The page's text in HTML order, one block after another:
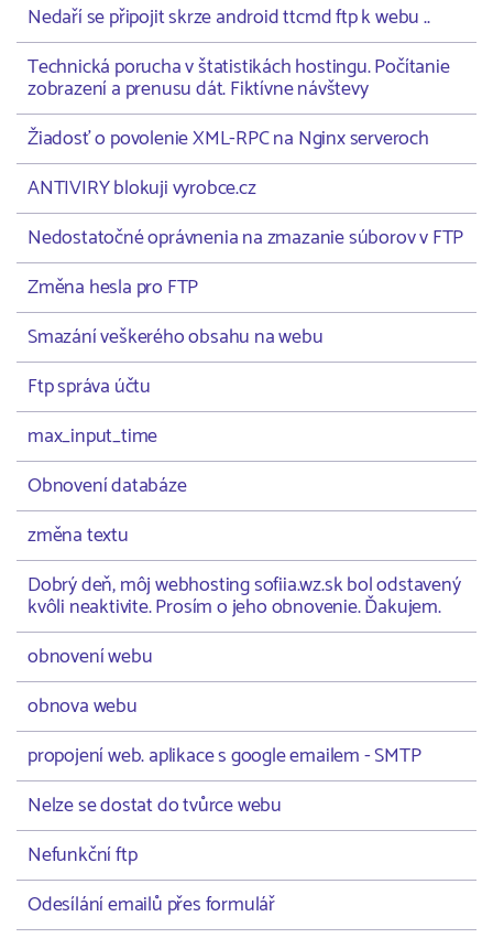
Nedaří se připojit skrze android ttcmd ftp k webu ..
Technická porucha v štatistikách hostingu. Počítanie
zobrazení a prenusu dát. Fiktívne návštevy
Žiadosť o povolenie XML-RPC na Nginx serveroch
ANTIVIRY blokuji vyrobce.cz
Nedostatočné oprávnenia na zmazanie súborov v FTP
Změna hesla pro FTP
Smazání veškerého obsahu na webu
Ftp správa účtu
max_input_time
Obnovení databáze
změna textu
Dobrý deň, môj webhosting sofiia.wz.sk bol odstavený
kvôli neaktivite. Prosím o jeho obnovenie. Ďakujem.
obnovení webu
obnova webu
propojení web. aplikace s google emailem - SMTP
Nelze se dostat do tvůrce webu
Nefunkční ftp
Odesílání emailů přes formulář